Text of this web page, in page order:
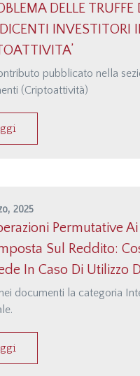
DELLE
INVESTITORI
pubblicato nella
(Criptoattività)
2025
Permutative Ai
Sul Reddito:
In Caso Di Utilizzo
documenti la categoria